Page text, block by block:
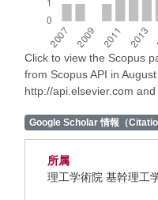
Click to view the Scopus
from Scopus API in
http://api.elsevier.com and
Google Scholar 情報（
所属
理工学術院 基幹理工